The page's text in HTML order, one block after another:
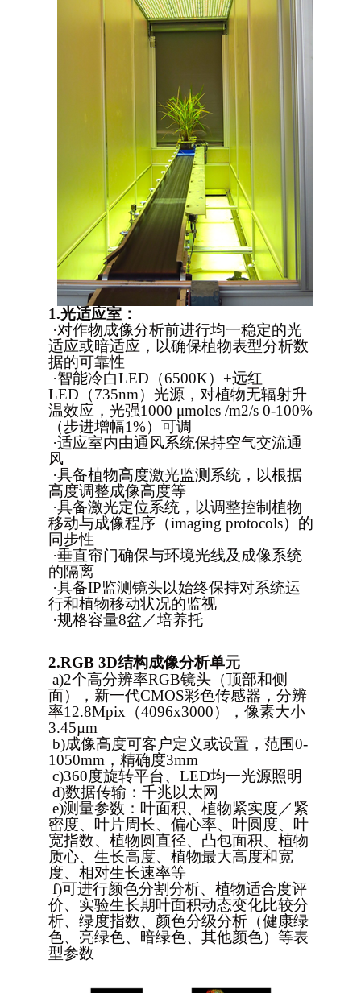
1.光适应室：
·对作物成像分析前进行均一稳定的光
适应或暗适应，以确保植物表型分析数
据的可靠性
·智能冷白LED（6500K）+远红
LED（735nm）光源，对植物无辐射升
温效应，光强1000 μmoles /m2/s 0-100%
（步进增幅1%）可调
·适应室内由通风系统保持空气交流通
风
·具备植物高度激光监测系统，以根据
高度调整成像高度等
·具备激光定位系统，以调整控制植物
移动与成像程序（imaging protocols）的
同步性
·垂直帘门确保与环境光线及成像系统
的隔离
·具备IP监测镜头以始终保持对系统运
行和植物移动状况的监视
·规格容量8盆／培养托
2.RGB 3D结构成像分析单元
a)2个高分辨率RGB镜头（顶部和侧
面），新一代CMOS彩色传感器，分辨
率12.8Mpix（4096x3000），像素大小
3.45µm
b)成像高度可客户定义或设置，范围0-
1050mm，精确度3mm
c)360度旋转平台、LED均一光源照明
d)数据传输：千兆以太网
e)测量参数：叶面积、植物紧实度／紧
密度、叶片周长、偏心率、叶圆度、叶
宽指数、植物圆直径、凸包面积、植物
质心、生长高度、植物最大高度和宽
度、相对生长速率等
f)可进行颜色分割分析、植物适合度评
价、实验生长期叶面积动态变化比较分
析、绿度指数、颜色分级分析（健康绿
色、亮绿色、暗绿色、其他颜色）等表
型参数